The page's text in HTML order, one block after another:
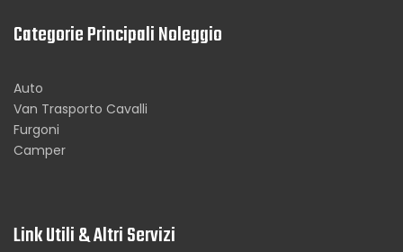
Categorie Principali Noleggio
Auto
Van Trasporto Cavalli
Furgoni
Camper
Link Utili & Altri Servizi